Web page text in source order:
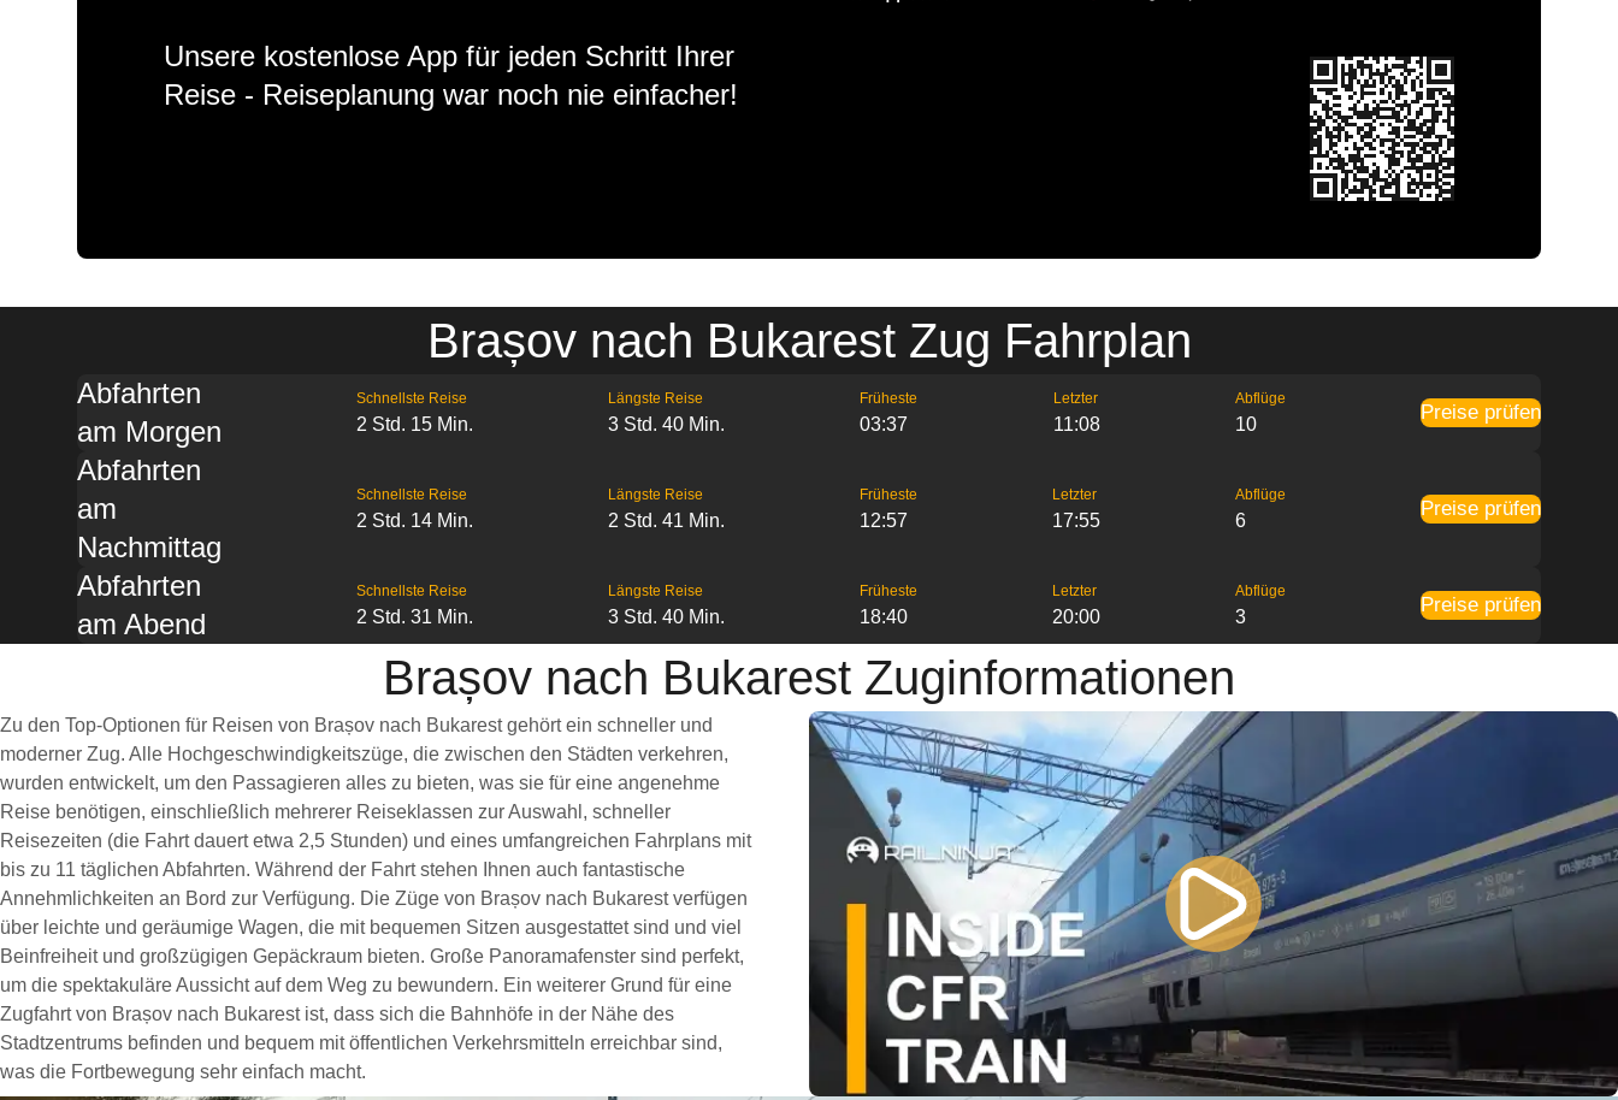
Unsere kostenlose App für jeden Schritt Ihrer
Reise - Reiseplanung war noch nie einfacher!
Brașov nach Bukarest Zug Fahrplan
Abfahrten
am Morgen
Schnellste Reise
2 Std. 15 Min.
Längste Reise
3 Std. 40 Min.
Früheste
03:37
Letzter
11:08
Abflüge
10
Preise prüfen
Abfahrten
am
Nachmittag
Schnellste Reise
2 Std. 14 Min.
Längste Reise
2 Std. 41 Min.
Früheste
12:57
Letzter
17:55
Abflüge
6
Preise prüfen
Abfahrten
am Abend
Schnellste Reise
2 Std. 31 Min.
Längste Reise
3 Std. 40 Min.
Früheste
18:40
Letzter
20:00
Abflüge
3
Preise prüfen
Brașov nach Bukarest Zuginformationen
Zu den Top-Optionen für Reisen von Brașov nach Bukarest gehört ein schneller und
moderner Zug. Alle Hochgeschwindigkeitszüge, die zwischen den Städten verkehren,
wurden entwickelt, um den Passagieren alles zu bieten, was sie für eine angenehme
Reise benötigen, einschließlich mehrerer Reiseklassen zur Auswahl, schneller
Reisezeiten (die Fahrt dauert etwa 2,5 Stunden) und eines umfangreichen Fahrplans mit
bis zu 11 täglichen Abfahrten. Während der Fahrt stehen Ihnen auch fantastische
Annehmlichkeiten an Bord zur Verfügung. Die Züge von Brașov nach Bukarest verfügen
über leichte und geräumige Wagen, die mit bequemen Sitzen ausgestattet sind und viel
Beinfreiheit und großzügigen Gepäckraum bieten. Große Panoramafenster sind perfekt,
um die spektakuläre Aussicht auf dem Weg zu bewundern. Ein weiterer Grund für eine
Zugfahrt von Brașov nach Bukarest ist, dass sich die Bahnhöfe in der Nähe des
Stadtzentrums befinden und bequem mit öffentlichen Verkehrsmitteln erreichbar sind,
was die Fortbewegung sehr einfach macht.